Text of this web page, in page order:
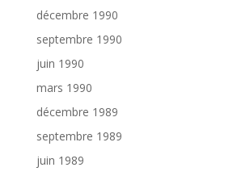
décembre 1990
septembre 1990
juin 1990
mars 1990
décembre 1989
septembre 1989
juin 1989